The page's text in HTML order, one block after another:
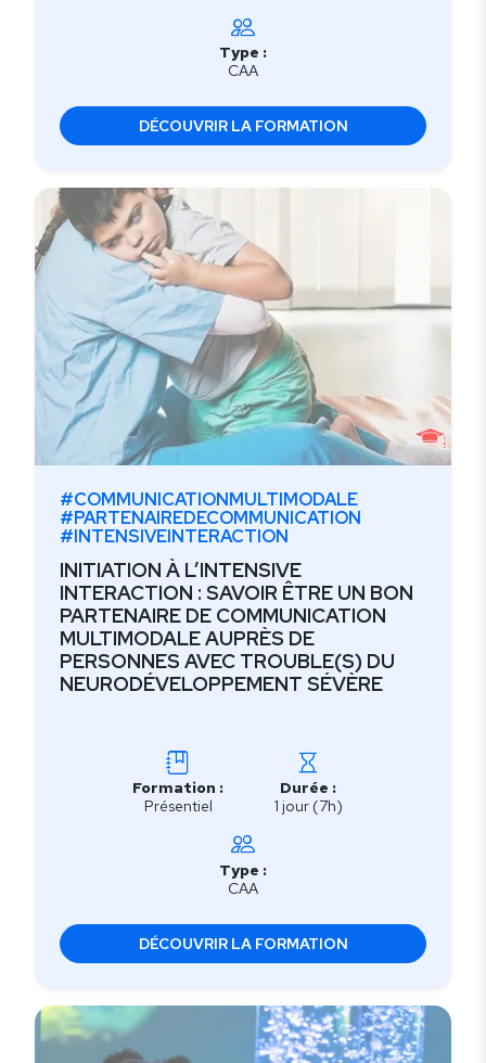
Type :
CAA
DÉCOUVRIR LA FORMATION
#COMMUNICATIONMULTIMODALE
#PARTENAIREDECOMMUNICATION
#INTENSIVEINTERACTION
INITIATION À L’INTENSIVE
INTERACTION : SAVOIR ÊTRE UN BON
PARTENAIRE DE COMMUNICATION
MULTIMODALE AUPRÈS DE
PERSONNES AVEC TROUBLE(S) DU
NEURODÉVELOPPEMENT SÉVÈRE
Formation :
Présentiel
Durée :
1 jour (7h)
Type :
CAA
DÉCOUVRIR LA FORMATION